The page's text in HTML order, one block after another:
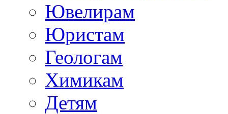
Ювелирам
Юристам
Геологам
Химикам
Детям